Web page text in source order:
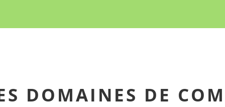
DOMAINES DE